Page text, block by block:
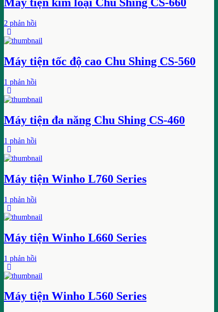
Máy tiện kim loại Chu Shing CS-660
2 phản hồi
Máy tiện tốc độ cao Chu Shing CS-560
1 phản hồi
Máy tiện đa năng Chu Shing CS-460
1 phản hồi
Máy tiện Winho L760 Series
1 phản hồi
Máy tiện Winho L660 Series
1 phản hồi
Máy tiện Winho L560 Series